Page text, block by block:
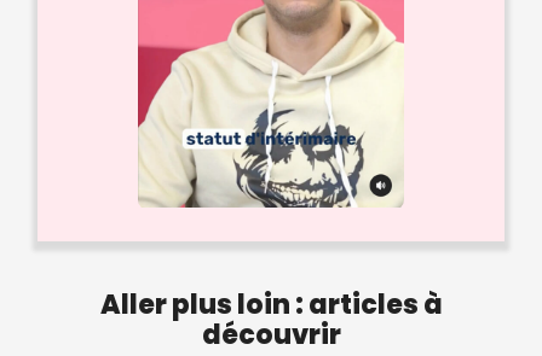
Aller plus loin : articles à
découvrir